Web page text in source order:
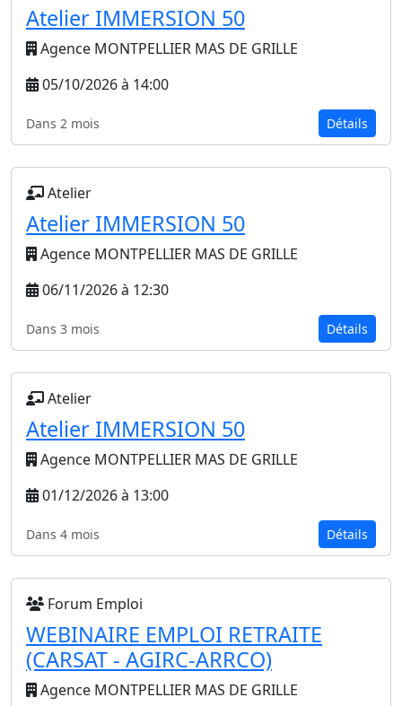
Atelier IMMERSION 50
Agence MONTPELLIER MAS DE GRILLE
05/10/2026 à 14:00
Dans 2 mois Détails
Atelier
Atelier IMMERSION 50
Agence MONTPELLIER MAS DE GRILLE
06/11/2026 à 12:30
Dans 3 mois Détails
Atelier
Atelier IMMERSION 50
Agence MONTPELLIER MAS DE GRILLE
01/12/2026 à 13:00
Dans 4 mois Détails
Forum Emploi
WEBINAIRE EMPLOI RETRAITE
(CARSAT - AGIRC-ARRCO)
Agence MONTPELLIER MAS DE GRILLE